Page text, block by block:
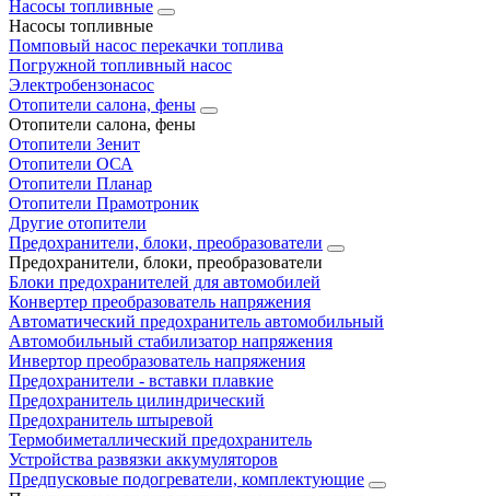
Насосы топливные
Насосы топливные
Помповый насос перекачки топлива
Погружной топливный насос
Электробензонасос
Отопители салона, фены
Отопители салона, фены
Отопители Зенит
Отопители ОСА
Отопители Планар
Отопители Прамотроник
Другие отопители
Предохранители, блоки, преобразователи
Предохранители, блоки, преобразователи
Блоки предохранителей для автомобилей
Конвертер преобразователь напряжения
Автоматический предохранитель автомобильный
Автомобильный стабилизатор напряжения
Инвертор преобразователь напряжения
Предохранители - вставки плавкие
Предохранитель цилиндрический
Предохранитель штыревой
Термобиметаллический предохранитель
Устройства развязки аккумуляторов
Предпусковые подогреватели, комплектующие